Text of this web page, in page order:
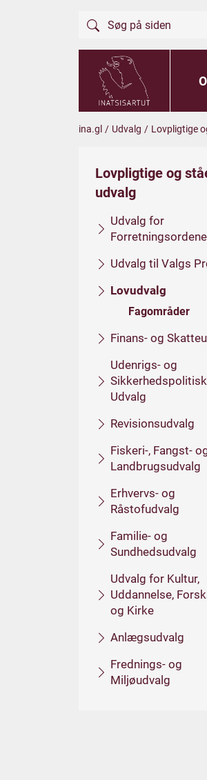
ina.gl / Udvalg / Lovpligtige
Lovpligtige og
udvalg
Udvalg for
Udvalg til Valgs
Lovudvalg
Fagområder
Finans- og
Udenrigs- og
Sikkerhedspolitisk
Udvalg
Revisionsudvalg
Fiskeri-, Fangst-
Landbrugsudvalg
Erhvervs- og
Råstofudvalg
Familie- og
Sundhedsudvalg
Udvalg for Kultur,
Uddannelse,
og Kirke
Anlægsudvalg
Frednings- og
Miljøudvalg